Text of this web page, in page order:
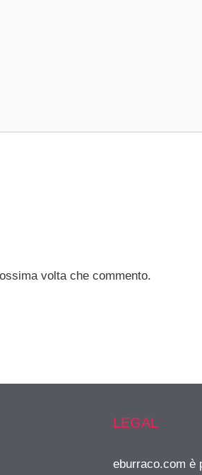
volta che commento.
LEGAL
eburraco.com è